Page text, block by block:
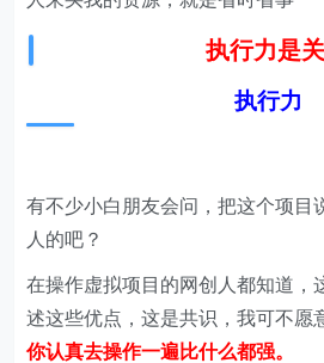
执行力是
执行力
有不少小白朋友会问，把这个项目
人的吧？
在操作虚拟项目的网创人都知道，
述这些优点，这是共识，我可不愿
你认真去操作一遍比什么都强。